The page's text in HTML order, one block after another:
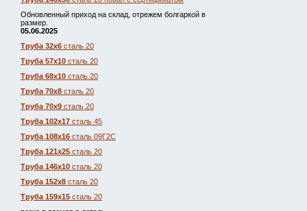
Обновленный приход на склад, отрежем болгаркой в
размер.
05.06.2025
Труба 32х6 сталь 20
Труба 57х10 сталь 20
Труба 68х10 сталь 20
Труба 70х8 сталь 20
Труба 70х9 сталь 20
Труба 102х17 сталь 45
Труба 108х16 сталь 09Г2С
Труба 121х25 сталь 20
Труба 146х10 сталь 20
Труба 152х8 сталь 20
Труба 159х15 сталь 20